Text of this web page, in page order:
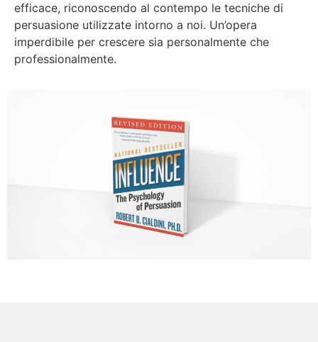
efficace, riconoscendo al contempo le tecniche di
persuasione utilizzate intorno a noi. Un’opera
imperdibile per crescere sia personalmente che
professionalmente.